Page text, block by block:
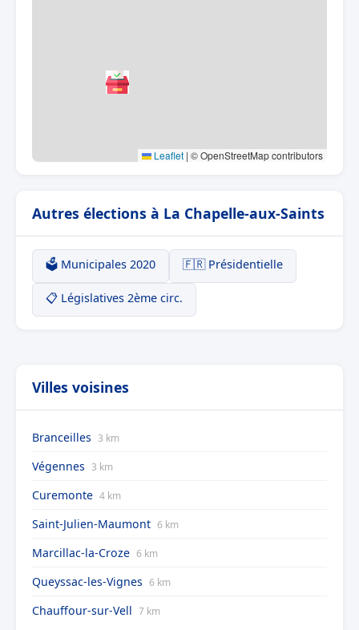
Leaflet | © OpenStreetMap contributors
Autres élections à La Chapelle-aux-Saints
🗳️ Municipales 2020 🇫🇷 Présidentielle
📋 Législatives 2ème circ.
Villes voisines
Branceilles 3 km
Végennes 3 km
Curemonte 4 km
Saint-Julien-Maumont 6 km
Marcillac-la-Croze 6 km
Queyssac-les-Vignes 6 km
Chauffour-sur-Vell 7 km